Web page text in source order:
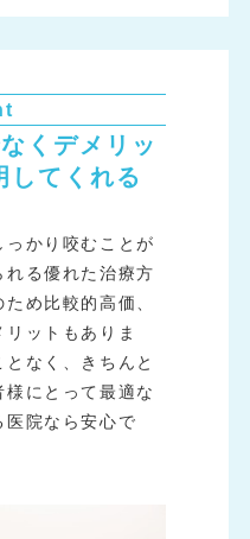
くデメリッ
してくれる
かり咬むことが
る優れた治療方
め比較的高価、
ットもありま
なく、きちんと
にとって最適な
医院なら安心で